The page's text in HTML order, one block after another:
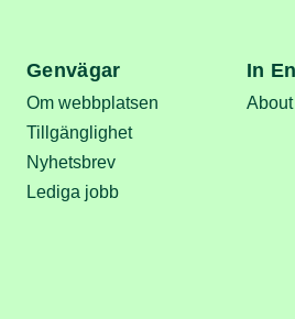
Genvägar
Om webbplatsen
Tillgänglighet
Nyhetsbrev
Lediga jobb
In